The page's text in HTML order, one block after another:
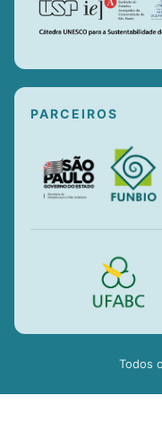
PARCEIROS
Todos